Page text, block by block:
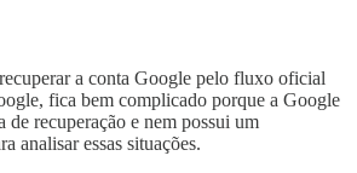
a conta Google pelo fluxo oficial
fica bem complicado porque a Google
de recuperação e nem possui um
analisar essas situações.